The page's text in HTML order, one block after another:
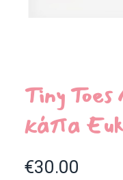
Tiny
κάπα
€30.00